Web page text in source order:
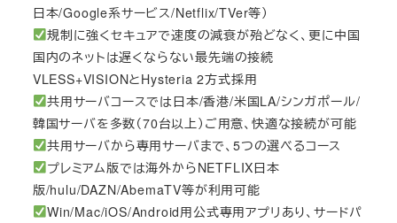
日本/Google系サービス/Netflix/TVer等）
規制に強くセキュアで速度の減衰が殆どなく、更に中国
国内のネットは遅くならない最先端の接続
VLESS+VISIONとHysteria 2方式採用
共用サーバコースでは日本/香港/米国LA/シンガポール/
韓国サーバを多数（70台以上）ご用意、快適な接続が可能
共用サーバから専用サーバまで、5つの選べるコース
プレミアム版では海外からNETFLIX日本
版/hulu/DAZN/AbemaTV等が利用可能
Win/Mac/iOS/Android用公式専用アプリあり、サードパ